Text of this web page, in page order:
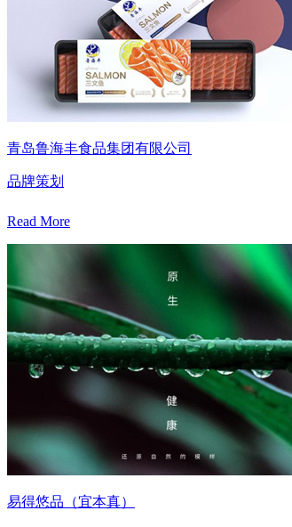
青岛鲁海丰食品集团有限公司
品牌策划
Read More
易得悠品（宜本真）